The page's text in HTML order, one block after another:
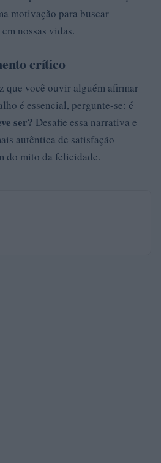
motivação para buscar
nossas vidas.
crítico
que você ouvir alguém afirmar
é essencial, pergunte-se: é
ser? Desafie essa narrativa e
autêntica de satisfação
do mito da felicidade.